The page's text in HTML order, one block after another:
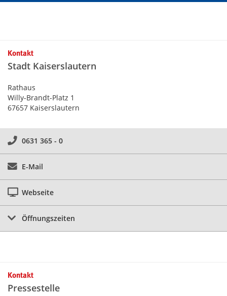
Kontakt
Stadt Kaiserslautern
Rathaus
Willy-Brandt-Platz 1
67657 Kaiserslautern
0631 365 - 0
E-Mail
Webseite
Öffnungszeiten
Kontakt
Pressestelle